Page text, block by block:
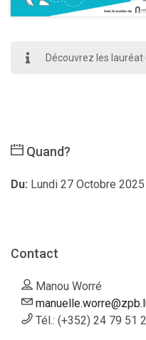
Découvrez les
Quand?
Du: Lundi 27 Octobre 2025
Contact
Manou Worré
Tél.: (+352) 24 79 51